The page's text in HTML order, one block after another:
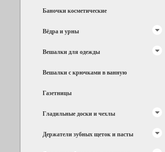
Баночки косметические
Вёдра и урны
Вешалки для одежды
Вешалки с крючками в ванную
Газетницы
Гладильные доски и чехлы
Держатели зубных щеток и пасты